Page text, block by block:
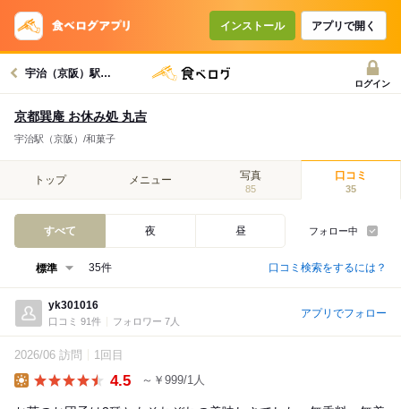
インストール アプリで開く
宇治（京阪）駅グルメへ
ログイン
京都巽庵 お休み処 丸吉
宇治駅（京阪）/和菓子
トップ メニュー 写真
85
口コミ
35
すべて 夜 昼 フォロー中
35件 口コミ検索をするには？
yk301016
口コミ 91件 フォロワー 7人
アプリでフォロー
2026/06 訪問 1回目
4.5 ～￥999/1人